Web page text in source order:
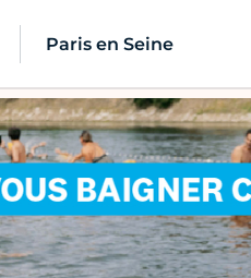
Paris en Seine